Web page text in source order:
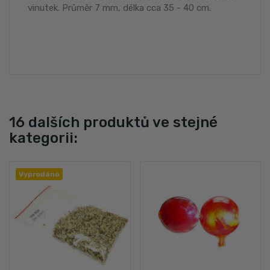
vinutek. Průměr 7 mm, délka cca 35 - 40 cm.
16 dalších produktů ve stejné
kategorii:
Vyprodáno